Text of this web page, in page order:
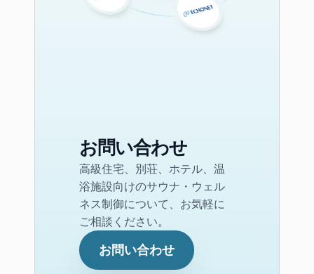
お問い合わせ
高級住宅、別荘、ホテル、温
浴施設向けのサウナ・ウェル
ネス制御について、お気軽に
ご相談ください。
お問い合わせ